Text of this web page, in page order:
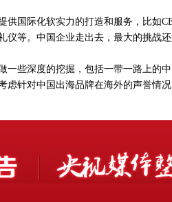
供国际化软实力的打造和服务，比如
仪等。中国企业走出去，最大的挑战
一些深度的挖掘，包括一带一路上的
虑针对中国出海品牌在海外的声誉情